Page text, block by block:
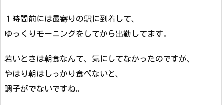
１時間前には最寄りの駅に到着して、
ゆっくりモーニングをしてから出勤してます。
若いときは朝食なんて、気にしてなかったのですが、
やはり朝はしっかり食べないと、
調子がでないですね。